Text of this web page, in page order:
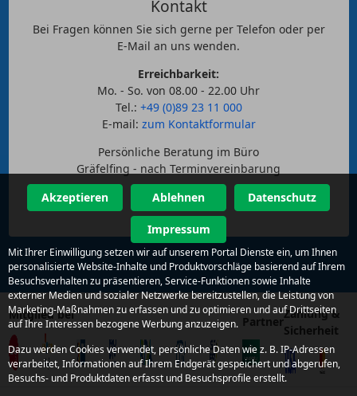
Kontakt
Bei Fragen können Sie sich gerne per Telefon oder per
E-Mail an uns wenden.
Erreichbarkeit:
Mo. - So. von 08.00 - 22.00 Uhr
Tel.: +49 (0)89 23 11 000
E-mail: zum Kontaktformular
Persönliche Beratung im Büro
Gräfelfing - nach Terminvereinbarung
Mitglied bei Partner
Zahlung &
Sicherheit
Akzeptieren Ablehnen Datenschutz
Impressum
Mit Ihrer Einwilligung setzen wir auf unserem Portal Dienste ein, um Ihnen
personalisierte Website-Inhalte und Produktvorschläge basierend auf Ihrem
Besuchsverhalten zu präsentieren, Service-Funktionen sowie Inhalte
externer Medien und sozialer Netzwerke bereitzustellen, die Leistung von
Marketing-Maßnahmen zu erfassen und zu optimieren und auf Drittseiten
auf Ihre Interessen bezogene Werbung anzuzeigen.
Dazu werden Cookies verwendet, persönliche Daten wie z. B. IP-Adressen
verarbeitet, Informationen auf Ihrem Endgerät gespeichert und abgerufen,
Besuchs- und Produktdaten erfasst und Besuchsprofile erstellt.